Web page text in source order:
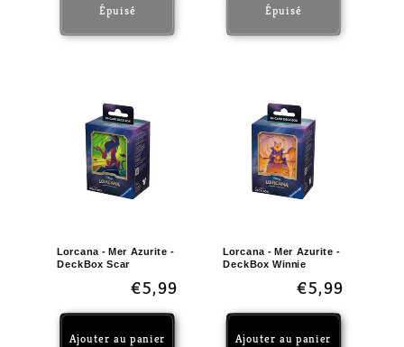
Épuisé Épuisé
Lorcana - Mer Azurite -
DeckBox Scar
Prix
habituel
€5,99
Ajouter au panier
Lorcana - Mer Azurite -
DeckBox Winnie
Prix
habituel
€5,99
Ajouter au panier